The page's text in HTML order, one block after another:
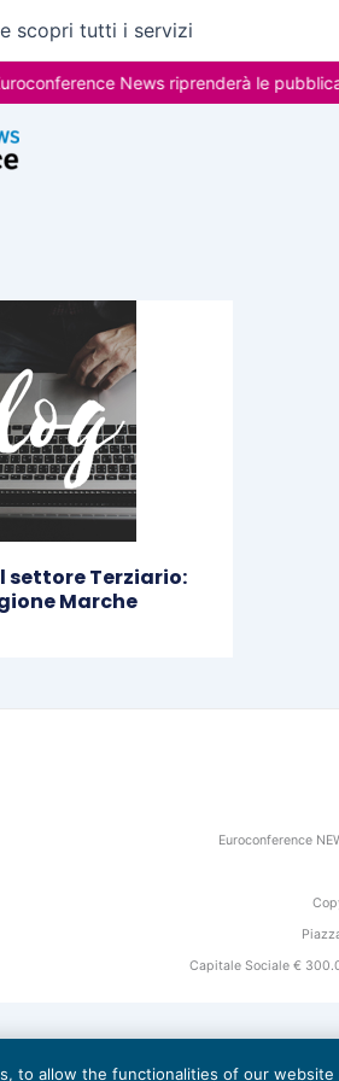
scopri tutti i servizi
News riprenderà le
settore Terziario:
Marche
Euroconference
Capitale Sociale €
to allow the functionalities of our